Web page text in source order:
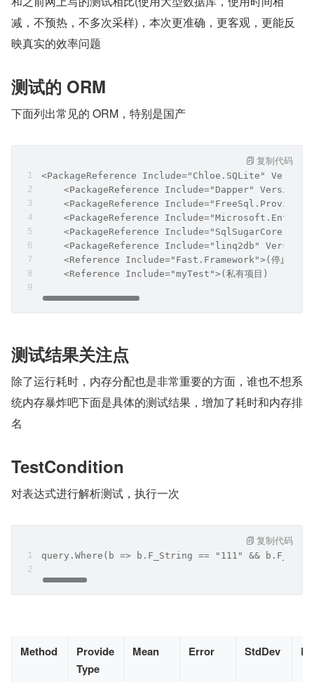
减，不预热，不多次采样)，本次更准确，更客观，更能反
映真实的效率问题
测试的 ORM
下面列出常见的 ORM，特别是国产
<PackageReference Include="Chloe.SQLite"
<PackageReference Include="Dapper"
<PackageReference
<PackageReference
<PackageReference Include="SqlSugarCore"
<PackageReference Include="linq2db"
    <Reference Include="Fast.Framework">(停止维护)
    <Reference Include="myTest">(私有项目)
复制代码
测试结果关注点
除了运行耗时，内存分配也是非常重要的方面，谁也不想系
统内存暴炸吧下面是具体的测试结果，增加了耗时和内存排
名
TestCondition
对表达式进行解析测试，执行一次
query.Where(b => b.F_String == "111" &&
复制代码
Method
Provide
Type
Mean Error StdDev